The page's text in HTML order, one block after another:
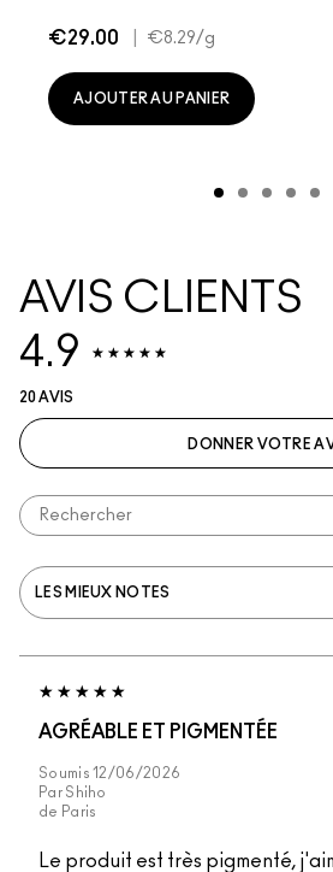
€29.00 €8.29/g
AJOUTER AU PANIER
AVIS CLIENTS
4.9
20 AVIS
DONNER VOTRE
AGRÉABLE ET PIGMENTÉE
Soumis12/06/2026
Par Shiho
de Paris
Le produit est très pigmenté,